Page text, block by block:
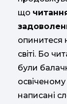
що
опинитеся
світі. Бо
були
освіченому
написані